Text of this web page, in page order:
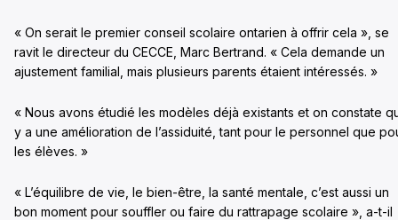
« On serait le premier conseil scolaire ontarien à offrir cela », se
ravit le directeur du CECCE, Marc Bertrand. « Cela demande un
ajustement familial, mais plusieurs parents étaient intéressés. »
« Nous avons étudié les modèles déjà existants et on constate
y a une amélioration de l’assiduité, tant pour le personnel que
les élèves. »
« L’équilibre de vie, le bien-être, la santé mentale, c’est aussi un
bon moment pour souffler ou faire du rattrapage scolaire », a-t-il